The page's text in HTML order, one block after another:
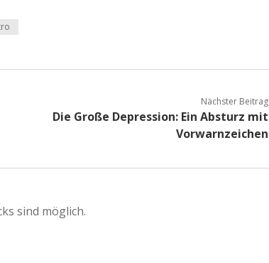
Nächster Beitrag
Die Große Depression: Ein Absturz mit
Vorwarnzeichen
sind möglich.